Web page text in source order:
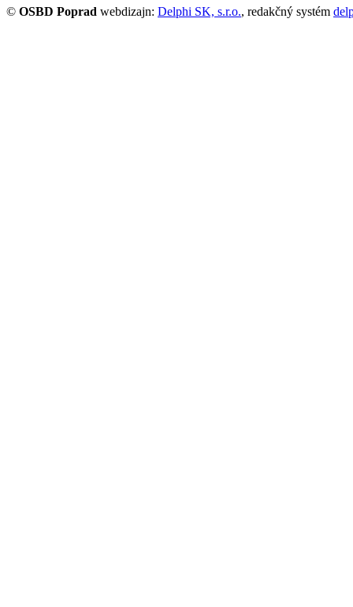
© OSBD Poprad webdizajn: Delphi SK, s.r.o., redakčný systém